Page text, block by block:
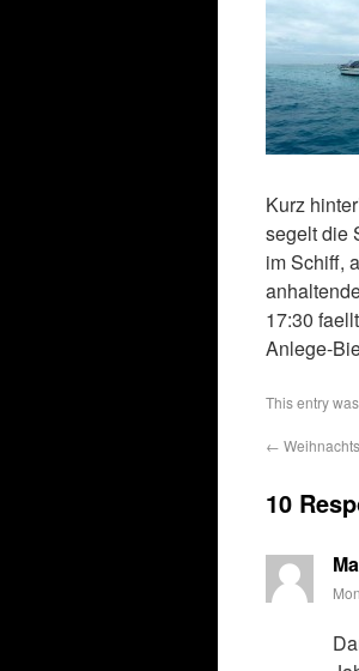
Kurz
segelt die
im Schiff,
17:30
Anlege-
This entry
←
10